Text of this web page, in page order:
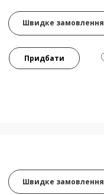
Швидке замовлення
Придбати
Швидке замовлення